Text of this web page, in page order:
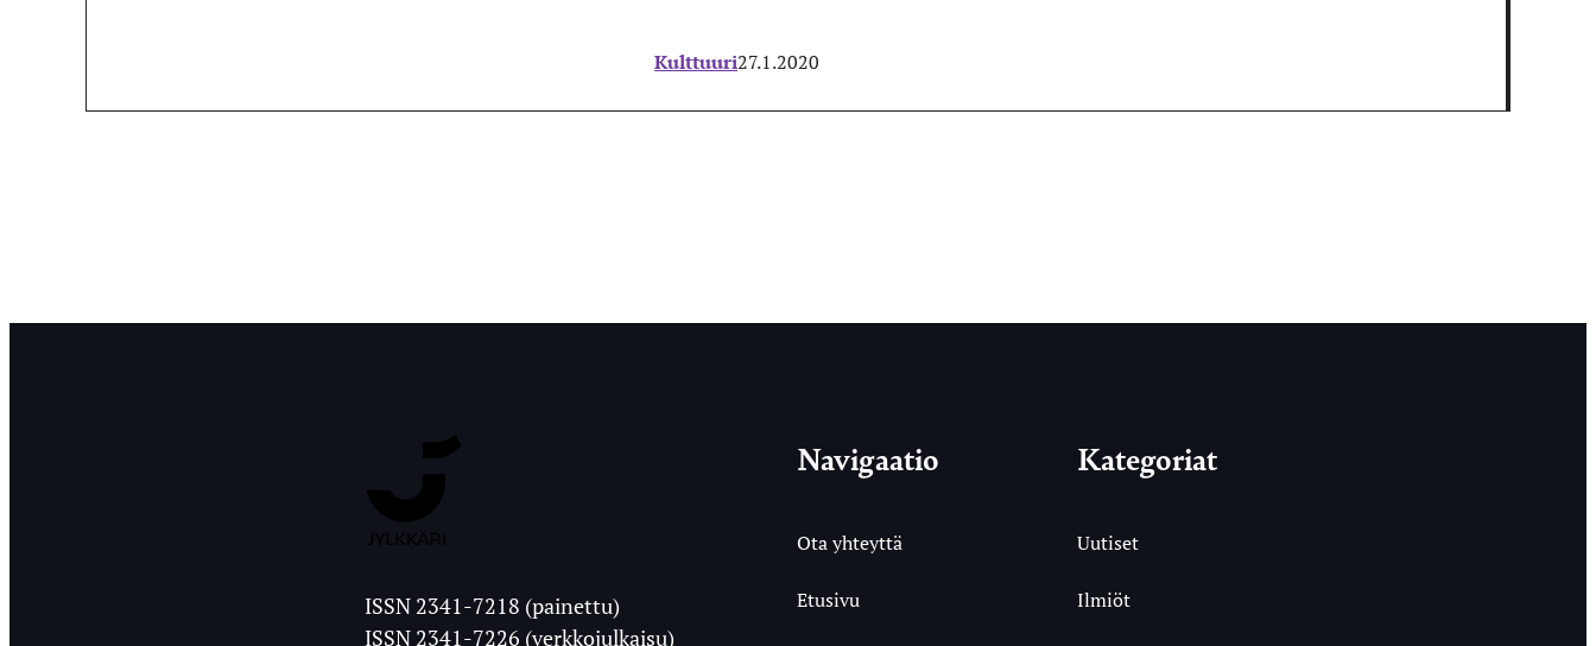
Kulttuuri27.1.2020
Ylioppilaslehti
ISSN 2341-7218 (painettu)
ISSN 2341-7226 (verkkojulkaisu)
Navigaatio
Ota yhteyttä
Etusivu
Kategoriat
Uutiset
Ilmiöt